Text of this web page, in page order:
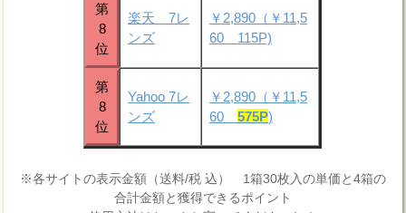
第
8
位
楽天 7レ
ンズ
￥2,890（￥11,5
60 115P)
第
8
位
Yahoo 7レ
ンズ
￥2,890（￥11,5
60 575P)
※各サイトの表示金額（送料/税 込） 1箱30枚入の単価と4箱の
合計金額と獲得できるポイント